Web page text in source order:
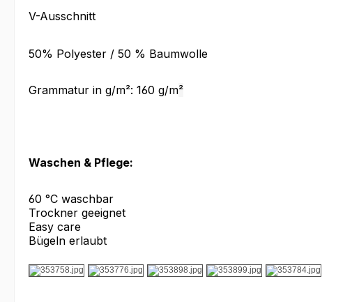
V-Ausschnitt
50% Polyester / 50 % Baumwolle
Grammatur in g/m²: 160 g/m²
Waschen & Pflege:
60 °C waschbar
Trockner geeignet
Easy care
Bügeln erlaubt